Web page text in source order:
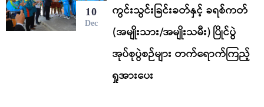
10
Dec
ကွင်းသွင်းခြင်းခတ်နှင့် ခရစ်ကတ်
(အမျိုးသား/အမျိုးသမီး) ပြိုင်ပွဲ
အုပ်စုပွဲစဉ်များ တက်ရောက်ကြည့်
ရှုအားပေး